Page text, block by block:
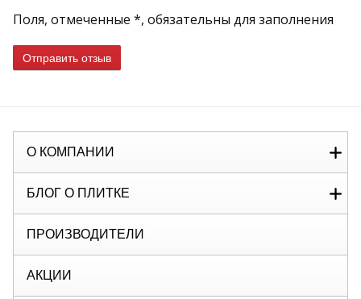
Поля, отмеченные *, обязательны для заполнения
Отправить отзыв
О КОМПАНИИ
БЛОГ О ПЛИТКЕ
ПРОИЗВОДИТЕЛИ
АКЦИИ